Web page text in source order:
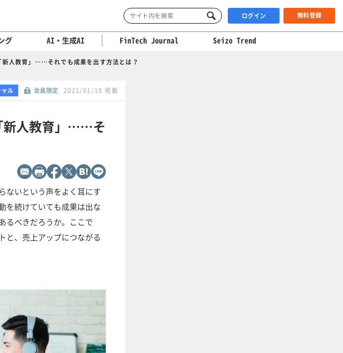
ログイン 無料登録
グ AI・生成AI FinTech Journal Seizo Trend
人教育」……それでも成果を出す方法とは？
ル 会員限定 2021/01/18 掲載
新人教育」……そ
ないという声をよく耳にす
を続けていても成果は出な
るべきだろうか。ここで
と、売上アップにつながる